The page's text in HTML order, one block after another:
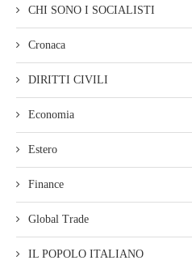
CHI SONO I SOCIALISTI
Cronaca
DIRITTI CIVILI
Economia
Estero
Finance
Global Trade
IL POPOLO ITALIANO